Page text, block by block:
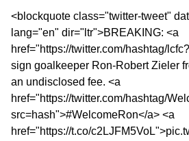
<blockquote class="twitter-tweet"
lang="en" dir="ltr">BREAKING: <a
href="https://twitter.com/hashtag/
sign goalkeeper Ron-Robert Zieler
an undisclosed fee. <a
href="https://twitter.com/hashtag/
src=hash">#WelcomeRon</a> <a
href="https://t.co/